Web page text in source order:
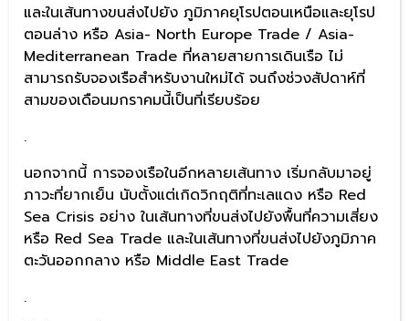
และในเส้นทางขนส่งไปยัง ภูมิภาคยุโรปตอนเหนือและยุโรป
ตอนล่าง หรือ Asia- North Europe Trade / Asia-
Mediterranean Trade ที่หลายสายการเดินเรือ ไม่
สามารถรับจองเรือสำหรับงานใหม่ได้ จนถึงช่วงสัปดาห์ที่
สามของเดือนมกราคมนี้เป็นที่เรียบร้อย
.
นอกจากนี้ การจองเรือในอีกหลายเส้นทาง เริ่มกลับมาอยู่
ภาวะที่ยากเย็น นับตั้งแต่เกิดวิกฤติที่ทะเลแดง หรือ Red
Sea Crisis อย่าง ในเส้นทางที่ขนส่งไปยังพื้นที่ความเสี่ยง
หรือ Red Sea Trade และในเส้นทางที่ขนส่งไปยังภูมิภาค
ตะวันออกกลาง หรือ Middle East Trade
.